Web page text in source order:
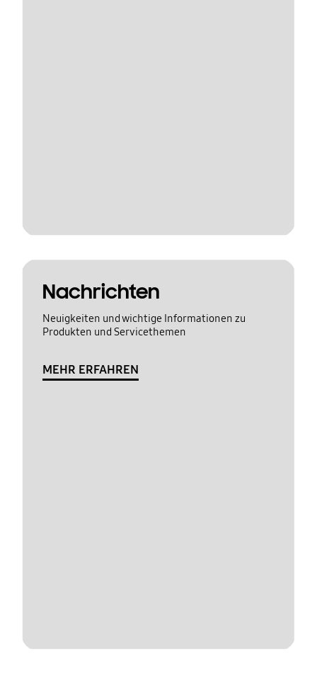
Nachrichten
Neuigkeiten und wichtige Informationen zu
Produkten und Servicethemen
MEHR ERFAHREN